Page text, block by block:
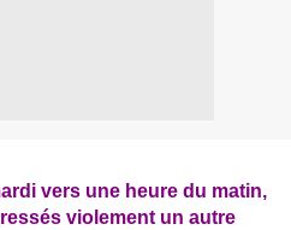
vers une heure du matin,
violement un autre